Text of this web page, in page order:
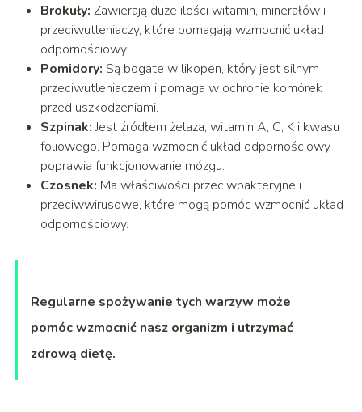
Brokuły: Zawierają duże ilości witamin, minerałów i
przeciwutleniaczy, które pomagają wzmocnić układ
odpornościowy.
Pomidory: Są bogate w likopen, który jest silnym
przeciwutleniaczem i pomaga w ochronie komórek
przed uszkodzeniami.
Szpinak:Jest źródłem żelaza, witamin A, C, K i kwasu
foliowego. Pomaga wzmocnić układ odpornościowy i
poprawia funkcjonowanie mózgu.
Czosnek: Ma właściwości przeciwbakteryjne i
przeciwwirusowe, które mogą pomóc wzmocnić układ
odpornościowy.
Regularne spożywanie tych warzyw może
pomóc wzmocnić nasz organizm i utrzymać
zdrową dietę.